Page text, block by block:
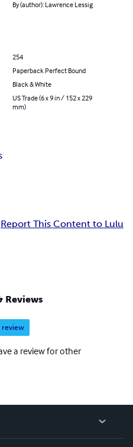
By (author): Lawrence Lessig
254
Paperback Perfect Bound
Black & White
US Trade (6 x 9 in / 152 x 229
mm)
Report This Content to Lulu
Reviews
review
a review for other